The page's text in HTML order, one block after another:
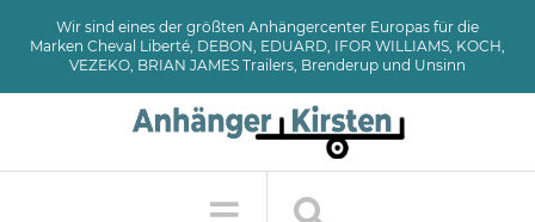
Wir sind eines der größten Anhängercenter Europas für die
Marken Cheval Liberté, DEBON, EDUARD, IFOR WILLIAMS, KOCH,
VEZEKO, BRIAN JAMES Trailers, Brenderup und Unsinn